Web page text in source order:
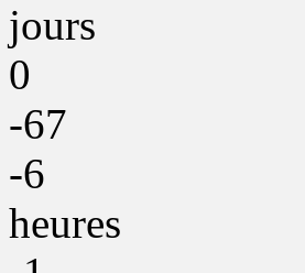
jours
0
-67
-6
heures